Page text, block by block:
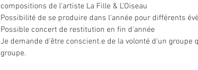
compositions de l'artiste La Fille & L'Oiseau
Possibilité de se produire dans l'année pour différents
Possible concert de restitution en fin d'année
Je demande d'être conscient.e de la volonté d'un
groupe.